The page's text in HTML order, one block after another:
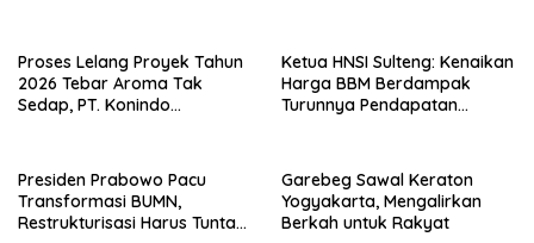
Proses Lelang Proyek Tahun
2026 Tebar Aroma Tak
Sedap, PT. Konindo
Ketua HNSI Sulteng: Kenaikan
Harga BBM Berdampak
Turunnya Pendapatan
Presiden Prabowo Pacu
Transformasi BUMN,
Restrukturisasi Harus Tuntas
Garebeg Sawal Keraton
Yogyakarta, Mengalirkan
Berkah untuk Rakyat